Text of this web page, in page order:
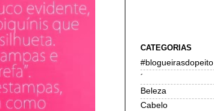
CATEGORIAS
#blogueirasdopeito
´
Beleza
Cabelo